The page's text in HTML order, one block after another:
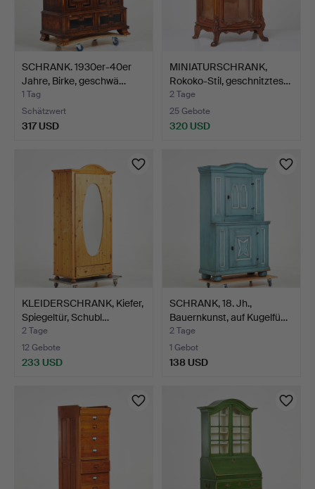
SCHRANK. 1930er-40er
Jahre, Birke, geschwä…
1 Tag
Schätzwert
317 USD
MINIATURSCHRANK,
Rokoko-Stil, geschnitztes…
2 Tage
25 Gebote
320 USD
KLEIDERSCHRANK, Kiefer,
Spiegeltür, Schubl…
2 Tage
12 Gebote
233 USD
SCHRANK, 18. Jh.,
Bauernkunst, auf Kugelfü…
2 Tage
1 Gebot
138 USD